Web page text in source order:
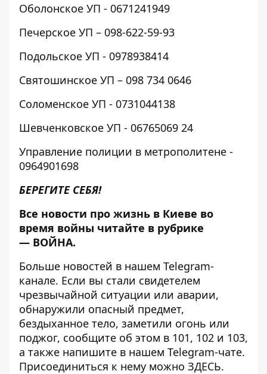
Оболонское УП - 0671241949
Печерское УП – 098-622-59-93
Подольское УП - 0978938414
Святошинское УП – 098 734 0646
Соломенское УП - 0731044138
Шевченковское УП - 06765069 24
Управление полиции в метрополитене -
0964901698
БЕРЕГИТЕ СЕБЯ!
Все новости про жизнь в Киеве во
время войны читайте в рубрике
— ВОЙНА.
Больше новостей в нашем Telegram-
канале. Если вы стали свидетелем
чрезвычайной ситуации или аварии,
обнаружили опасный предмет,
бездыханное тело, заметили огонь или
поджог, сообщите об этом в 101, 102 и 103,
а также напишите в нашем Telegram-чате.
Присоединиться к нему можно ЗДЕСЬ.